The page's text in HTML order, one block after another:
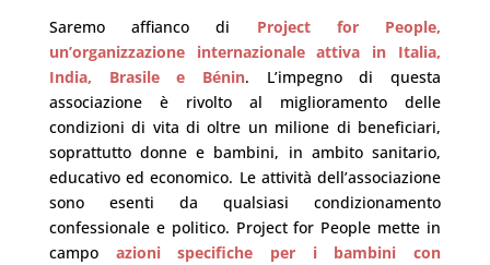
Saremo affianco di Project for People,
un’organizzazione internazionale attiva in Italia,
India, Brasile e Bénin. L’impegno di questa
associazione è rivolto al miglioramento delle
condizioni di vita di oltre un milione di beneficiari,
soprattutto donne e bambini, in ambito sanitario,
educativo ed economico. Le attività dell’associazione
sono esenti da qualsiasi condizionamento
confessionale e politico. Project for People mette in
campo azioni specifiche per i bambini con